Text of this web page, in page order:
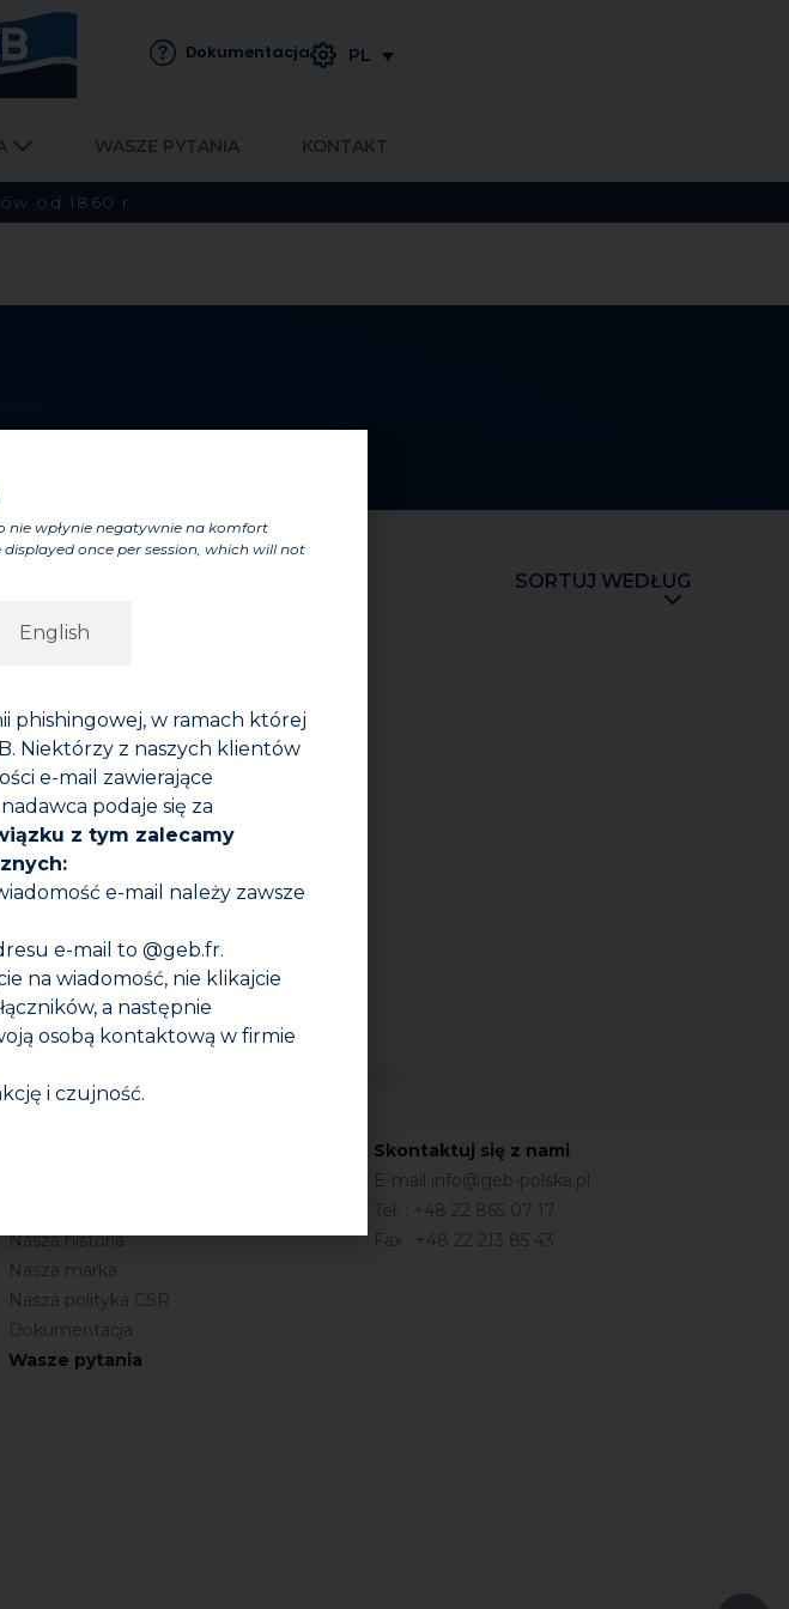
Dokumentacja PL
WASZE PYTANIA KONTAKT
od 1860 r
SORTUJ WEDŁUG
MASA
DO
Nasza historia
Nasza marka
Nasza polityka CSR
Dokumentacja
Wasze pytania
Skontaktuj się z nami
E-mail info@geb-polska.pl
Tel. : +48 22 865 07 17
Fax : +48 22 213 85 43
nie wpłynie negatywnie na komfort
once per session, which will not
English
phishingowej, w ramach której
Niektórzy z naszych klientów
e-mail zawierające
podaje się za
z tym zalecamy
e-mail należy zawsze
e-mail to @geb.fr.
na wiadomość, nie klikajcie
a następnie
osobą kontaktową w firmie
i czujność.